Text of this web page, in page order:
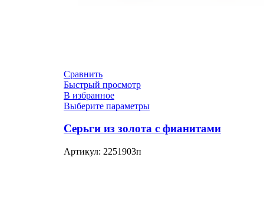
Сравнить
Быстрый просмотр
В избранное
Выберите параметры
Серьги из золота с фианитами
Артикул: 2251903п